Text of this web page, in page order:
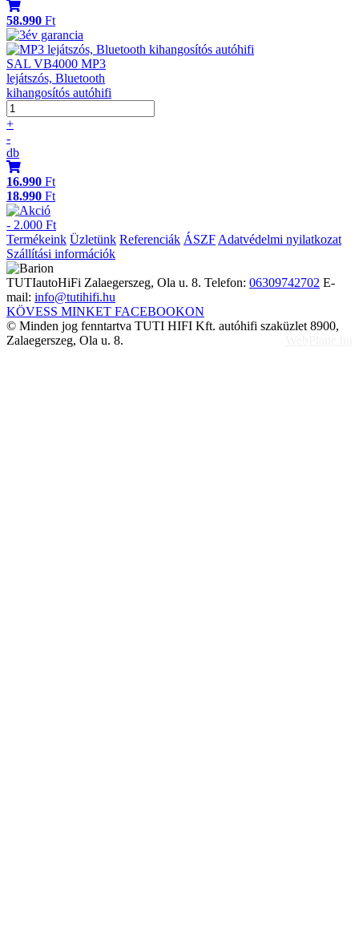
58.990 Ft
SAL VB4000 MP3
lejátszós, Bluetooth
kihangosítós autóhifi
+
-
db
16.990 Ft
18.990 Ft
- 2.000 Ft
Termékeink Üzletünk Referenciák ÁSZFAdatvédelmi nyilatkozat
Szállítási információk
TUTIautoHiFi Zalaegerszeg, Ola u. 8. Telefon: 06309742702 E-
mail: info@tutihifi.hu
KÖVESS MINKET FACEBOOKON
© Minden jog fenntartva TUTI HIFI Kft. autóhifi szaküzlet 8900,
Zalaegerszeg, Ola u. 8.